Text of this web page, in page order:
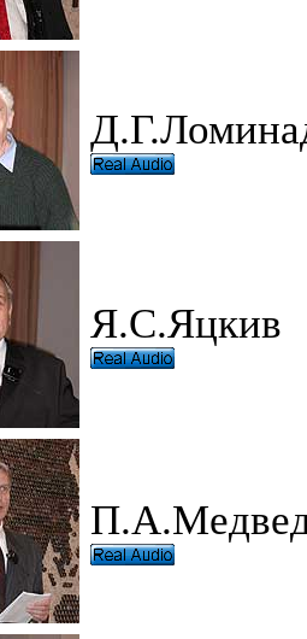
Я.С.Яцкив